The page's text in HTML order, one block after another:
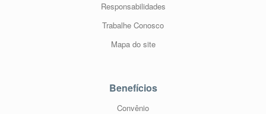
Responsabilidades
Trabalhe Conosco
Mapa do site
Benefícios
Convênio